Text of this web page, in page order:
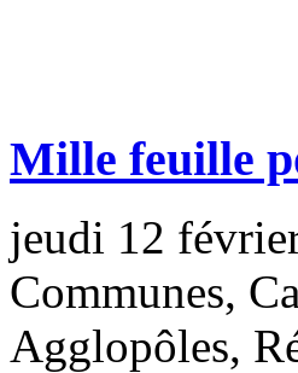
Mille feuille
jeudi 12
Communes,
Agglopôles,